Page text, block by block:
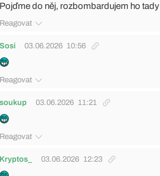
Pojďme do něj, rozbombardujem ho tady
Reagovat
Sosi 03.06.2026 10:56
Reagovat
soukup 03.06.2026 11:21
Reagovat
Kryptos_ 03.06.2026 12:23